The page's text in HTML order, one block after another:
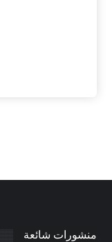
منشورات شائعة